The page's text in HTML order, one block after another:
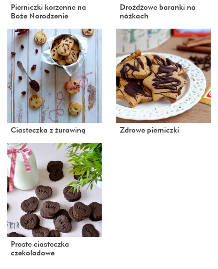
Pierniczki korzenne na
Boże Narodzenie
Drożdżowe baranki na
nóżkach
Ciasteczka z żurawiną Zdrowe pierniczki
Proste ciasteczka
czekoladowe